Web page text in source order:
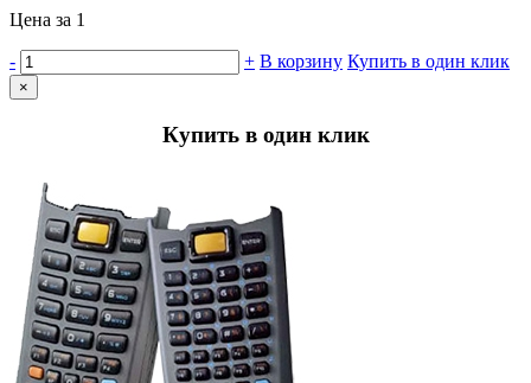
Цена за 1
- + В корзину Купить в один клик
×
Купить в один клик